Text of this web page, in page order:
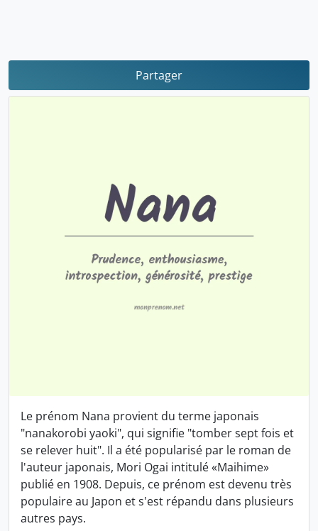
Partager
Le prénom Nana provient du terme japonais
"nanakorobi yaoki", qui signifie "tomber sept fois et
se relever huit". Il a été popularisé par le roman de
l'auteur japonais, Mori Ogai intitulé «Maihime»
publié en 1908. Depuis, ce prénom est devenu très
populaire au Japon et s'est répandu dans plusieurs
autres pays.